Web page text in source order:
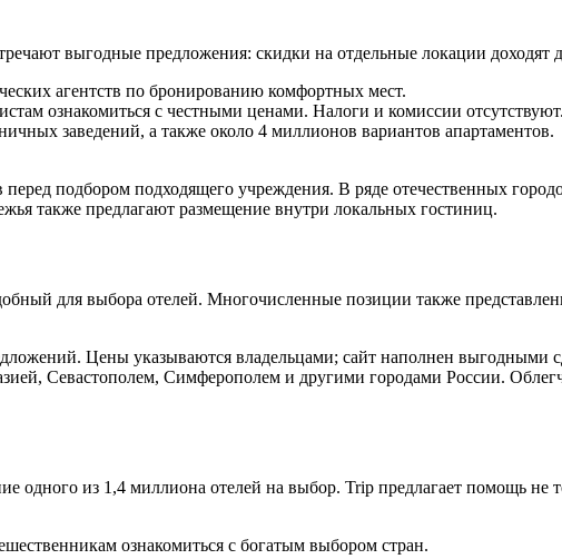
выгодные предложения: скидки на отдельные локации
агентств по бронированию комфортных мест.
ознакомиться с честными ценами. Налоги и комиссии отсутствуют.
заведений, а также около 4 миллионов вариантов апартаментов.
перед подбором подходящего учреждения. В ряде отечественных
также предлагают размещение внутри локальных гостиниц.
для выбора отелей. Многочисленные позиции также
Цены указываются владельцами; сайт наполнен выгодными
Севастополем, Симферополем и другими городами России.
из 1,4 миллиона отелей на выбор. Trip предлагает помощь не
ознакомиться с богатым выбором стран.